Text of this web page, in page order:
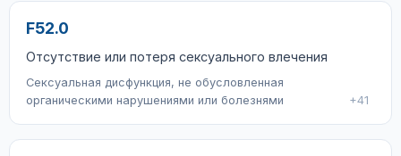
F52.0
Отсутствие или потеря сексуального влечения
Сексуальная дисфункция, не обусловленная
органическими нарушениями или болезнями
+41